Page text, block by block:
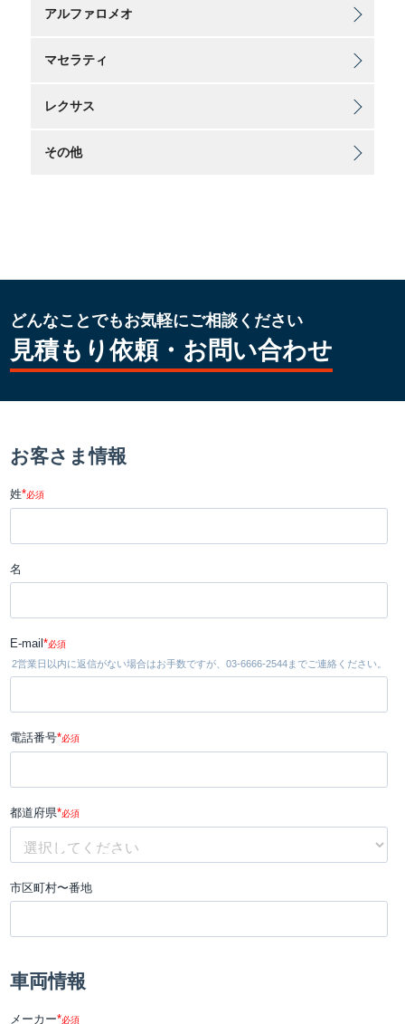
アルファロメオ
マセラティ
レクサス
その他
どんなことでもお気軽にご相談ください
見積もり依頼・お問い合わせ